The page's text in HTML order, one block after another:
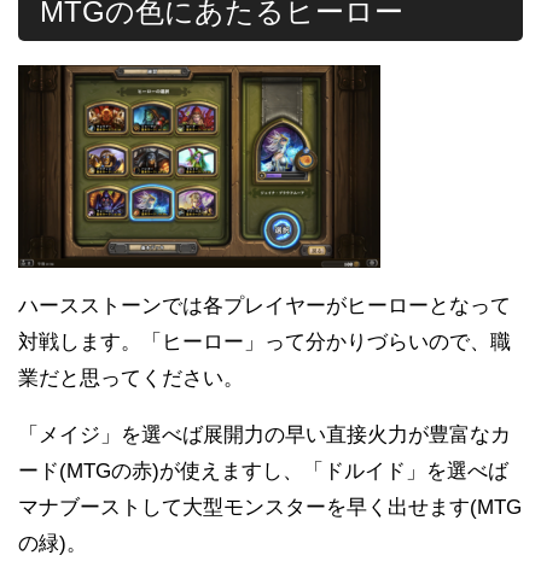
MTGの色にあたるヒーロー
ハースストーンでは各プレイヤーがヒーローとなって
対戦します。「ヒーロー」って分かりづらいので、職
業だと思ってください。
「メイジ」を選べば展開力の早い直接火力が豊富なカ
ード(MTGの赤)が使えますし、「ドルイド」を選べば
マナブーストして大型モンスターを早く出せます(MTG
の緑)。